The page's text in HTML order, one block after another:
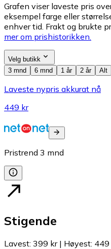
Grafen viser laveste pris
eksempel farge eller
enhver tid. Frakt og brukte
mer om prishistorikken.
Velg butikk
3 mnd
6 mnd 1 år 2 år Alt
Laveste nypris akkurat nå
449 kr
Pristrend 3 mnd
Stigende
Lavest: 399 kr| Høyest: 449